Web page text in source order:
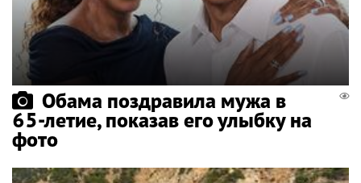
Обама поздравила мужа в
65-летие, показав его улыбку на
фото